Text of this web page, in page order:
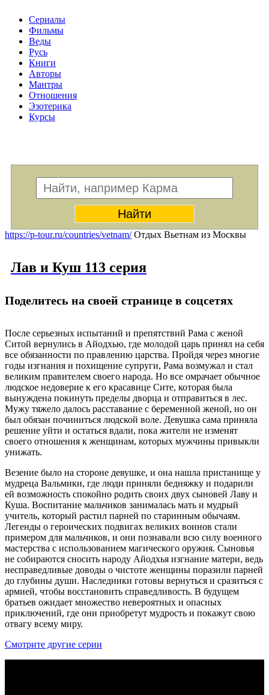
Сериалы
Фильмы
Веды
Русь
Книги
Авторы
Мантры
Отношения
Эзотерика
Курсы
https://p-tour.ru/countries/vetnam/Отдых Вьетнам из Москвы
Лав и Куш 113 серия
Поделитесь на своей странице в соцсетях
После серьезных испытаний и препятствий Рама с женой
Ситой вернулись в Айодхью, где молодой царь принял на себя
все обязанности по правлению царства. Пройдя через многие
годы изгнания и похищение супруги, Рама возмужал и стал
великим правителем своего народа. Но все омрачает обычное
людское недоверие к его красавице Сите, которая была
вынуждена покинуть пределы дворца и отправиться в лес.
Мужу тяжело далось расставание с беременной женой, но он
был обязан починиться людской воле. Девушка сама приняла
решение уйти и остаться вдали, пока жители не изменят
своего отношения к женщинам, которых мужчины привыкли
унижать.
Везение было на стороне девушке, и она нашла пристанище у
мудреца Вальмики, где люди приняли бедняжку и подарили
ей возможность спокойно родить своих двух сыновей Лаву и
Куша. Воспитание мальчиков занималась мать и мудрый
учитель, который растил парней по старинным обычаям.
Легенды о героических подвигах великих воинов стали
примером для мальчиков, и они познавали всю силу военного
мастерства с использованием магического оружия. Сыновья
не собираются сносить народу Айодхья изгнание матери, ведь
несправедливые доводы о чистоте женщины поразили парней
до глубины души. Наследники готовы вернуться и сразиться с
армией, чтобы восстановить справедливость. В будущем
братьев ожидает множество невероятных и опасных
приключений, где они приобретут мудрость и покажут свою
отвагу всему миру.
Смотрите другие серии